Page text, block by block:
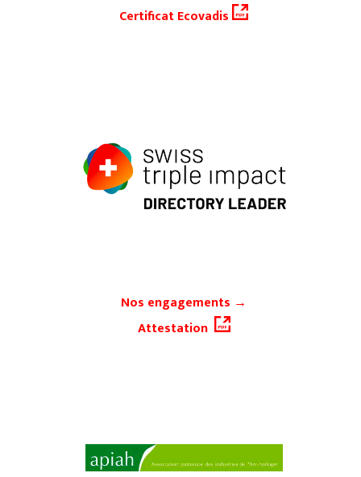
Certificat Ecovadis
Nos engagements →
Attestation